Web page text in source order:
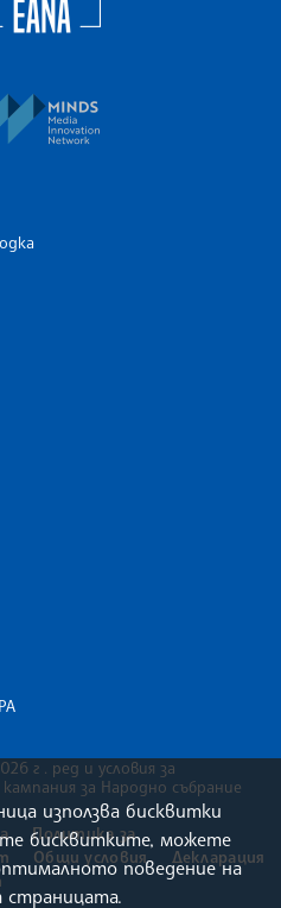
Newsroom
г . ред и условия за
за Народно събрание
Политика за
Общи условия
Декларация
използва бисквитки
бисквитките, можете
поведение на